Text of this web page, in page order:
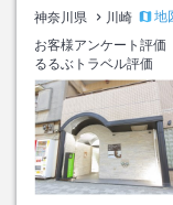
神奈川県 川崎
地
お客様アンケート評価
るるぶトラベル評価